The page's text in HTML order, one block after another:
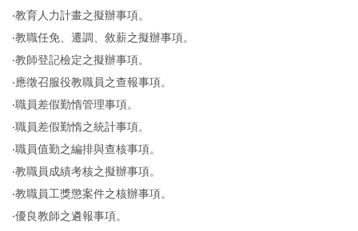
‧教育人力計畫之擬辦事項。
‧教職任免、遷調、敘薪之擬辦事項。
‧教師登記檢定之擬辦事項。
‧應徵召服役教職員之查報事項。
‧職員差假勤惰管理事項。
‧職員差假勤惰之統計事項。
‧職員值勤之編排與查核事項。
‧教職員成績考核之擬辦事項。
‧教職員工獎懲案件之核辦事項。
‧優良教師之遴報事項。